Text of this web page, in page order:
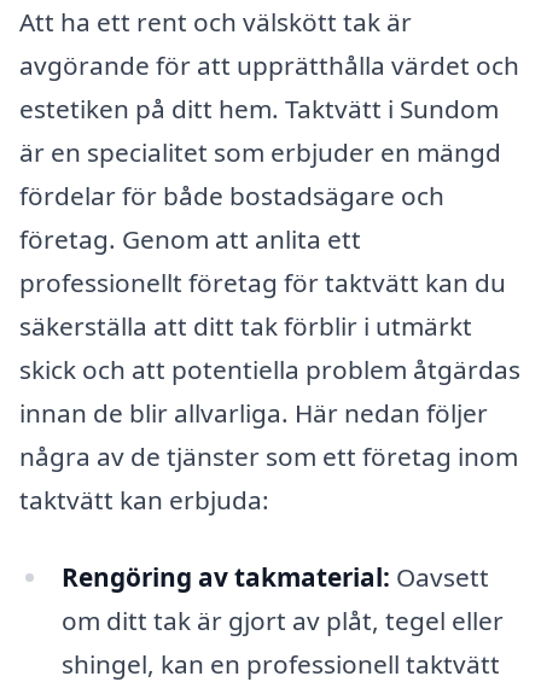
Att ha ett rent och välskött tak är
avgörande för att upprätthålla värdet och
estetiken på ditt hem. Taktvätt i Sundom
är en specialitet som erbjuder en mängd
fördelar för både bostadsägare och
företag. Genom att anlita ett
professionellt företag för taktvätt kan du
säkerställa att ditt tak förblir i utmärkt
skick och att potentiella problem åtgärdas
innan de blir allvarliga. Här nedan följer
några av de tjänster som ett företag inom
taktvätt kan erbjuda:
Rengöring av takmaterial: Oavsett
om ditt tak är gjort av plåt, tegel eller
shingel, kan en professionell taktvätt